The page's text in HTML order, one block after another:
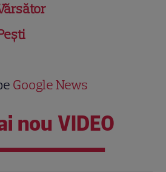
Google News
nou VIDEO